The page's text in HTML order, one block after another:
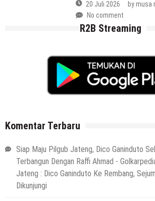
20 Juli 2026 bymusa
No comment
R2B Streaming
Komentar Terbaru
Siap Maju Pilgub Jateng, Dico Ganinduto
Terbangun Dengan Raffi Ahmad -
Jateng : Dico Ganinduto Ke Rembang,
Dikunjungi